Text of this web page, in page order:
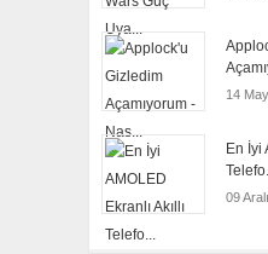
14
En İyi
09